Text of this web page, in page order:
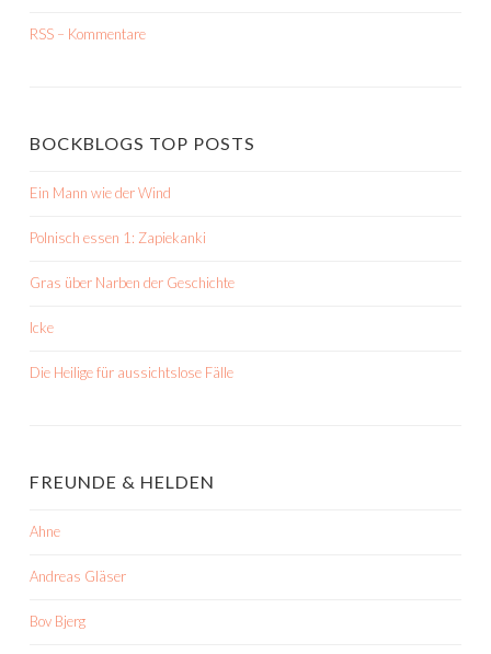
RSS – Kommentare
BOCKBLOGS TOP POSTS
Ein Mann wie der Wind
Polnisch essen 1: Zapiekanki
Gras über Narben der Geschichte
Icke
Die Heilige für aussichtslose Fälle
FREUNDE & HELDEN
Ahne
Andreas Gläser
Bov Bjerg